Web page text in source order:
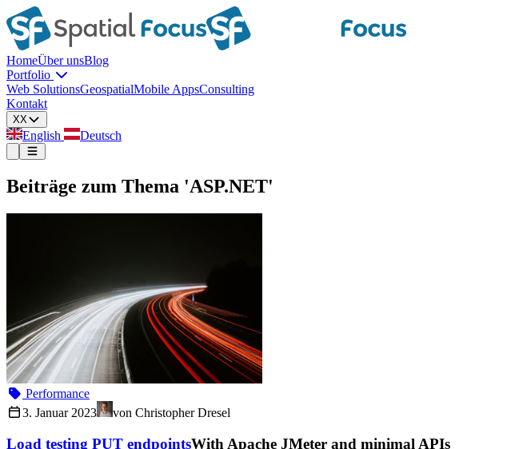
HomeÜber unsBlog
Portfolio
Web SolutionsGeospatialMobile AppsConsulting
Kontakt
XX
English Deutsch
Beiträge zum Thema 'ASP.NET'
Performance
3. Januar 2023
von Christopher Dresel
Load testing PUT endpointsWith Apache JMeter and minimal APIs